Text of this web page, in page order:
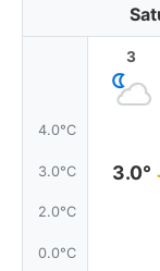
4.0°C
3.0°C
2.0°C
0.0°C
3
3.0°